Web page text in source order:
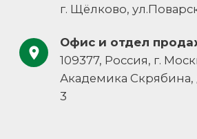
Политика
Пользовательское
Каталог
О компании